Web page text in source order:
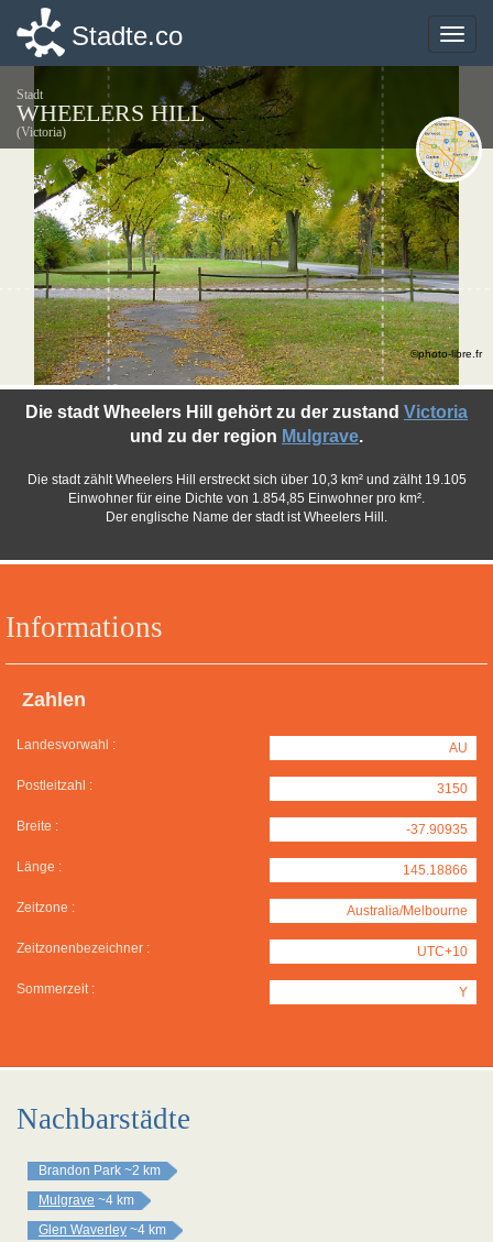
Toggle
Stadte.co
Stadt
WHEELERS HILL
(Victoria)
Informations
Zahlen
Landesvorwahl : AU
Postleitzahl : 3150
Breite : -37.90935
Länge : 145.18866
Zeitzone : Australia/Melbourne
Zeitzonenbezeichner : UTC+10
Sommerzeit : Y
Die stadt Wheelers Hill gehört zu der zustand Victoria
und zu der region Mulgrave.
Die stadt zählt Wheelers Hill erstreckt sich über 10,3 km² und zälht 19.105
Einwohner für eine Dichte von 1.854,85 Einwohner pro km².
Der englische Name der stadt ist Wheelers Hill.
©photo-libre.fr
Nachbarstädte
Brandon Park ~2 km
Mulgrave ~4 km
Glen Waverley ~4 km
Toggle
Stadte.co